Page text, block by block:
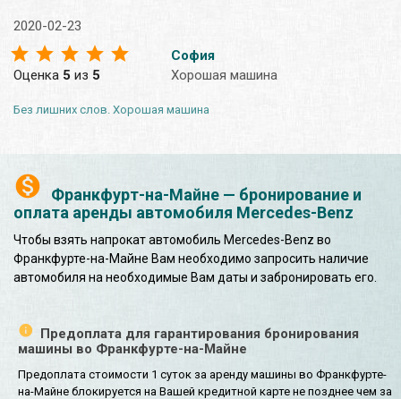
Франкфурт-на-Майне — бронирование и
оплата аренды автомобиля Mercedes-Benz
Чтобы взять напрокат автомобиль Mercedes-Benz во
Франкфурте-на-Майне Вам необходимо запросить наличие
автомобиля на необходимые Вам даты и забронировать его.
Предоплата для гарантирования бронирования
машины во Франкфурте-на-Майне
Предоплата стоимости 1 суток за аренду машины во Франкфурте-
на-Майне блокируется на Вашей кредитной карте не позднее чем за
2020-02-23
Оценка 5 из 5
София
Хорошая машина
Без лишних слов. Хорошая машина